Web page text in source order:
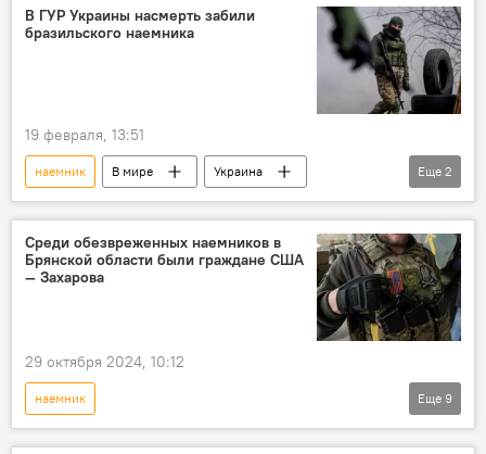
Россия
Родион Мирошник
В ГУР Украины насмерть забили
бразильского наемника
19 февраля, 13:51
наемник В мире
Украина
Бразилия
смерть
Еще 2
Среди обезвреженных наемников в
Брянской области были граждане США
— Захарова
29 октября 2024, 10:12
наемник
Спецоперация России по защите Донбасса
Еще 9